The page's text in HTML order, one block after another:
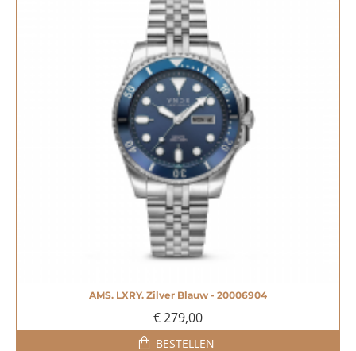
AMS. LXRY. Zilver Blauw - 20006904
€ 279,00
BESTELLEN